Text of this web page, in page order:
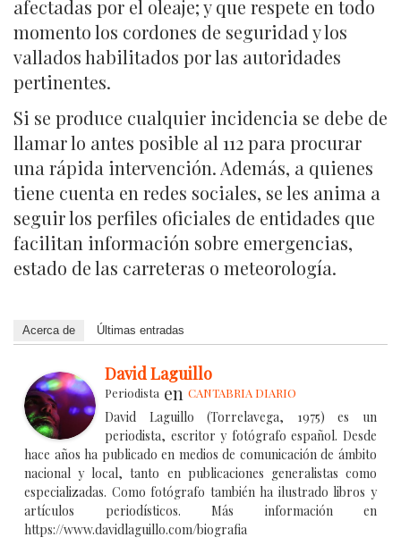
afectadas por el oleaje; y que respete en todo
momento los cordones de seguridad y los
vallados habilitados por las autoridades
pertinentes.
Si se produce cualquier incidencia se debe de
llamar lo antes posible al 112 para procurar
una rápida intervención. Además, a quienes
tiene cuenta en redes sociales, se les anima a
seguir los perfiles oficiales de entidades que
facilitan información sobre emergencias,
estado de las carreteras o meteorología.
Acerca de Últimas entradas
David Laguillo
Periodista en CANTABRIA DIARIO
David Laguillo (Torrelavega, 1975) es un
periodista, escritor y fotógrafo español. Desde
hace años ha publicado en medios de comunicación de ámbito
nacional y local, tanto en publicaciones generalistas como
especializadas. Como fotógrafo también ha ilustrado libros y
artículos periodísticos. Más información en
https://www.davidlaguillo.com/biografia